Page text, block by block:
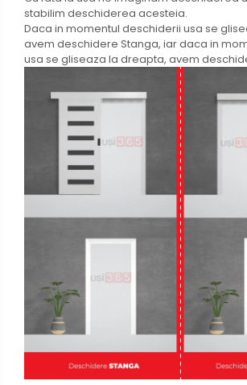
stabilim deschiderea acesteia.
Daca in momentul deschiderii usa se
avem deschidere Stanga, iar daca in
usa se gliseaza la dreapta, avem